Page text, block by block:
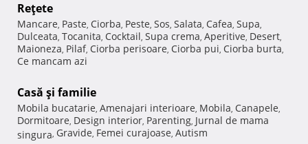
Reţete
Mancare, Paste, Ciorba, Peste, Sos, Salata, Cafea, Supa,
Dulceata, Tocanita, Cocktail, Supa crema, Aperitive, Desert,
Maioneza, Pilaf, Ciorba perisoare, Ciorba pui, Ciorba burta,
Ce mancam azi
Casă şi familie
Mobila bucatarie, Amenajari interioare, Mobila, Canapele,
Dormitoare, Design interior, Parenting, Jurnal de mama
singura, Gravide, Femei curajoase, Autism